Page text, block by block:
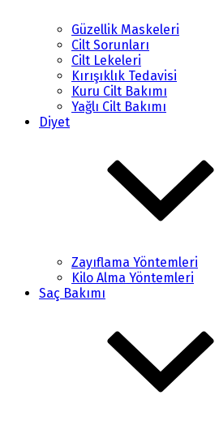
Güzellik Maskeleri
Cilt Sorunları
Cilt Lekeleri
Kırışıklık Tedavisi
Kuru Cilt Bakımı
Yağlı Cilt Bakımı
Diyet
Zayıflama Yöntemleri
Kilo Alma Yöntemleri
Saç Bakımı